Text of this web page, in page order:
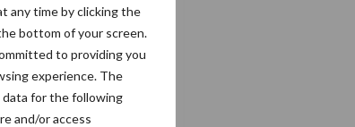
any time by clicking the
bottom of your screen.
to providing you
experience. The
for the following
and/or access
Bedum, Koepon Df
Borst en
52, voorgebracht
Donna 1. Dit kalf